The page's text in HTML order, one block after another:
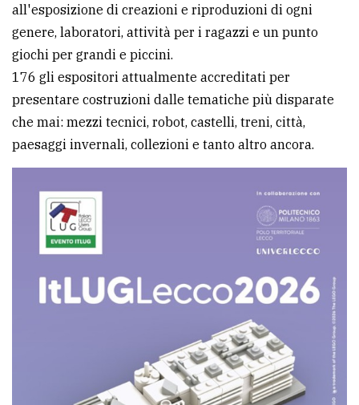
avanzata
LE
ALTRE
TESTATE
PRIVACY
policy
all'esposizione di creazioni e riproduzioni di ogni
genere, laboratori, attività per i ragazzi e un punto
giochi per grandi e piccini.
176 gli espositori attualmente accreditati per
presentare costruzioni dalle tematiche più disparate
che mai: mezzi tecnici, robot, castelli, treni, città,
paesaggi invernali, collezioni e tanto altro ancora.